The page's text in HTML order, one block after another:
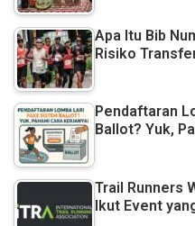
Apa Itu Bib
Risiko
Pendaftaran
Ballot? Yuk,
Trail Runners
Ikut Event